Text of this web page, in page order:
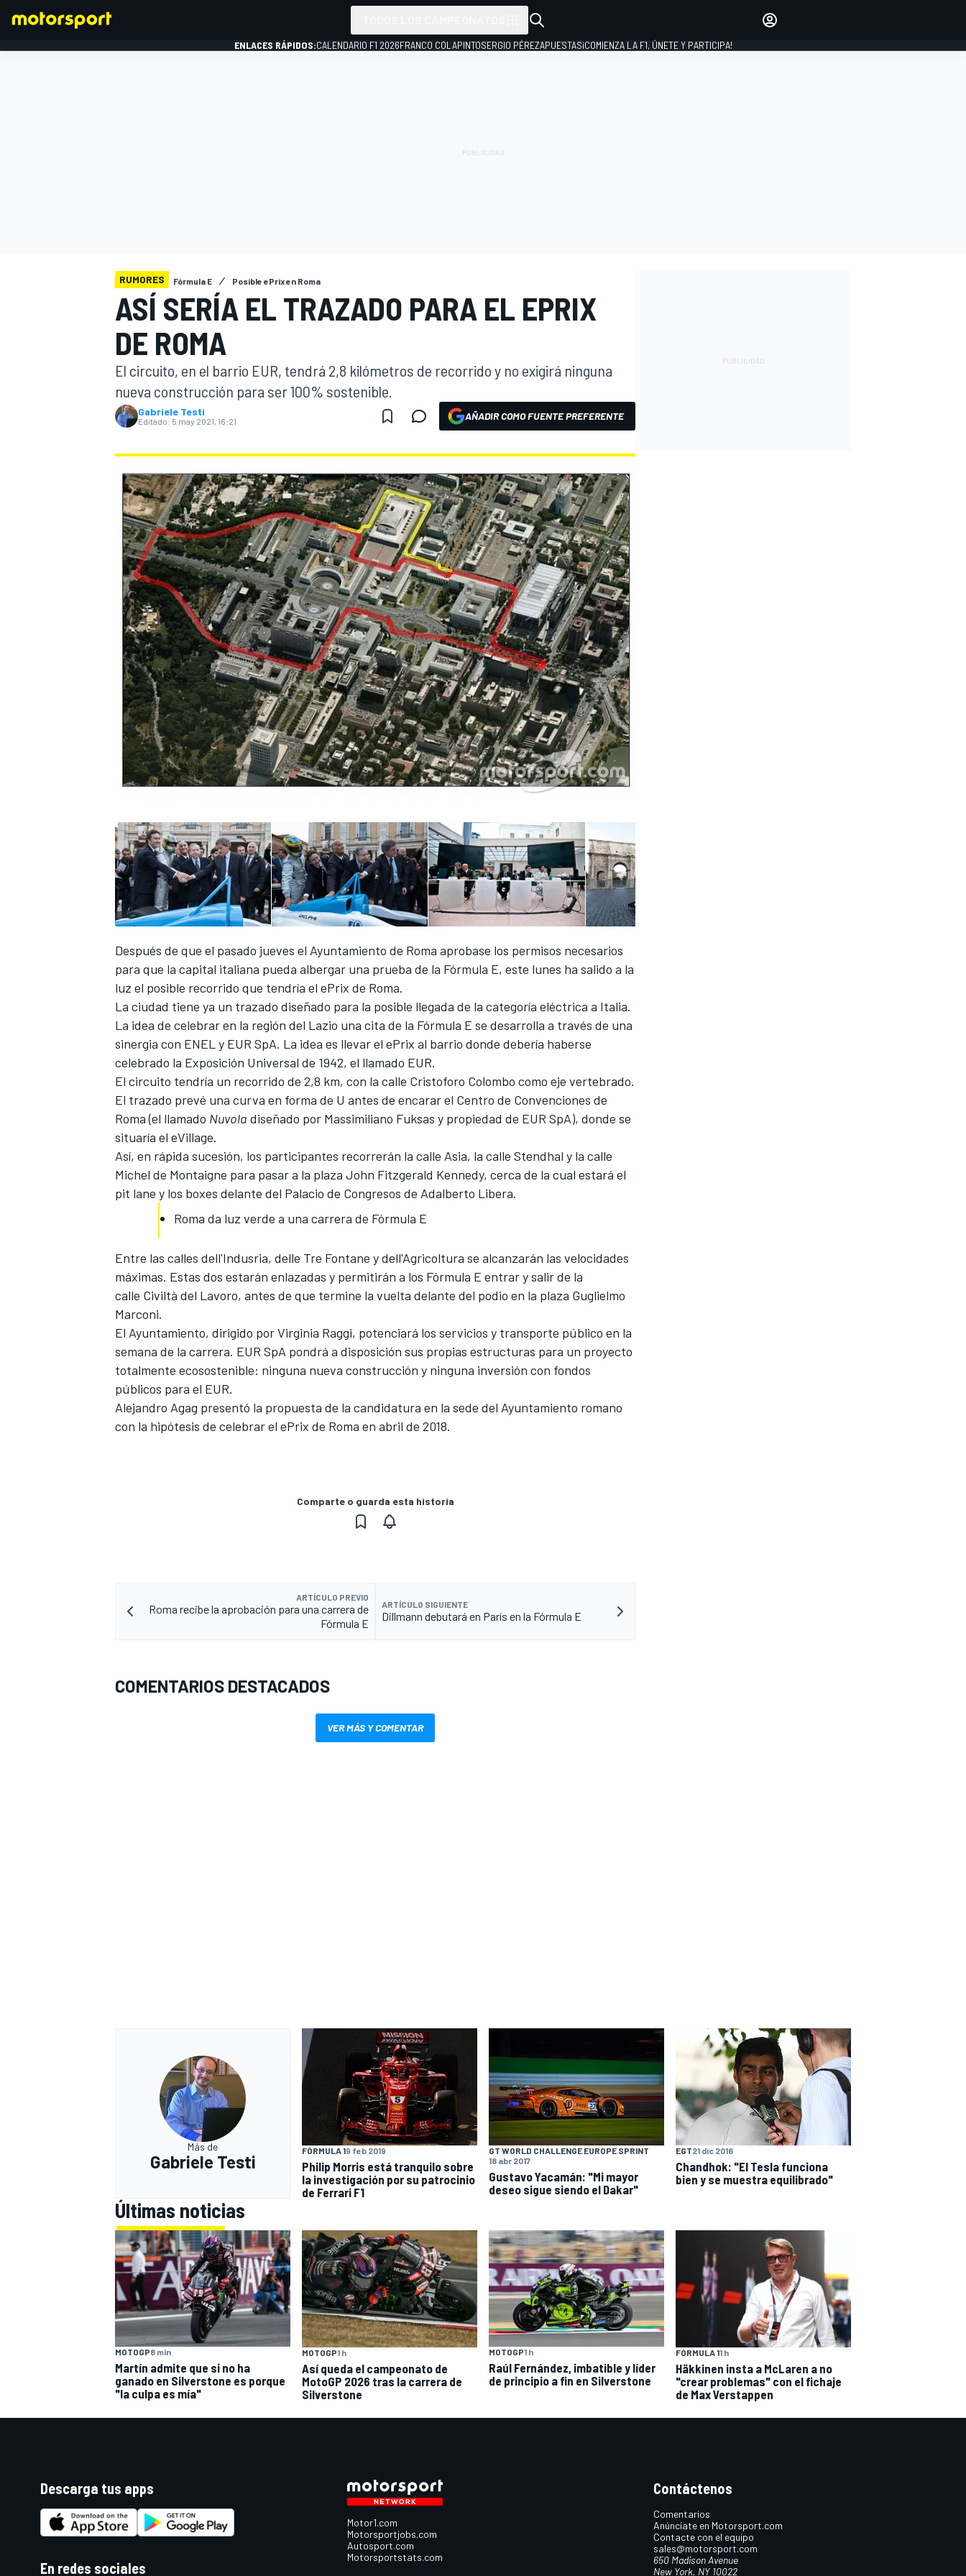
INDYCAR
MOTOGP
NASCAR CUP
FÓRMULA E
WRC
INICIAR SESIÓN
ENLACES RÁPIDOS:CALENDARIO F1 2026FRANCO COLAPINTOSERGIO PÉREZAPUESTAS¡COMIENZA LA F1, ÚNETE Y PARTICIPA!
RUMORES Fórmula E Posible ePrix en Roma
ASÍ SERÍA EL TRAZADO PARA EL EPRIX
DE ROMA
El circuito, en el barrio EUR, tendrá 2,8 kilómetros de recorrido y no exigirá ninguna
nueva construcción para ser 100% sostenible.
Gabriele Testi
Editado: 5 may 2021, 16:21 AÑADIR COMO FUENTE PREFERENTE
Después de que el pasado jueves el Ayuntamiento de Roma aprobase los permisos necesarios
para que la capital italiana pueda albergar una prueba de la Fórmula E, este lunes ha salido a la
luz el posible recorrido que tendría el ePrix de Roma.
La ciudad tiene ya un trazado diseñado para la posible llegada de la categoría eléctrica a Italia.
La idea de celebrar en la región del Lazio una cita de la Fórmula E se desarrolla a través de una
sinergia con ENEL y EUR SpA. La idea es llevar el ePrix al barrio donde debería haberse
celebrado la Exposición Universal de 1942, el llamado EUR.
El circuito tendría un recorrido de 2,8 km, con la calle Cristoforo Colombo como eje vertebrado.
El trazado prevé una curva en forma de U antes de encarar el Centro de Convenciones de
Roma (el llamado Nuvola diseñado por Massimiliano Fuksas y propiedad de EUR SpA), donde se
situaría el eVillage.
Así, en rápida sucesión, los participantes recorrerán la calle Asia, la calle Stendhal y la calle
Michel de Montaigne para pasar a la plaza John Fitzgerald Kennedy, cerca de la cual estará el
pit lane y los boxes delante del Palacio de Congresos de Adalberto Libera.
Roma da luz verde a una carrera de Fórmula E
Entre las calles dell'Indusria, delle Tre Fontane y dell'Agricoltura se alcanzarán las velocidades
máximas. Estas dos estarán enlazadas y permitirán a los Fórmula E entrar y salir de la
calle Civiltà del Lavoro, antes de que termine la vuelta delante del podio en la plaza Guglielmo
Marconi.
El Ayuntamiento, dirigido por Virginia Raggi, potenciará los servicios y transporte público en la
semana de la carrera. EUR SpA pondrá a disposición sus propias estructuras para un proyecto
totalmente ecosostenible: ninguna nueva construcción y ninguna inversión con fondos
públicos para el EUR.
Alejandro Agag presentó la propuesta de la candidatura en la sede del Ayuntamiento romano
con la hipótesis de celebrar el ePrix de Roma en abril de 2018.
Comparte o guarda esta historia
ARTÍCULO PREVIO
Roma recibe la aprobación para una carrera de
Fórmula E
ARTÍCULO SIGUIENTE
Dillmann debutará en París en la Fórmula E
COMENTARIOS DESTACADOS
VER MÁS Y COMENTAR
Más de
Gabriele Testi
FÓRMULA 19 feb 2019
Philip Morris está tranquilo sobre
la investigación por su patrocinio
de Ferrari F1
GT WORLD CHALLENGE EUROPE SPRINT
18 abr 2017
Gustavo Yacamán: "Mi mayor
deseo sigue siendo el Dakar"
EGT21 dic 2016
Chandhok: "El Tesla funciona
bien y se muestra equilibrado"
Últimas noticias
MOTOGP8 min
Martín admite que si no ha
ganado en Silverstone es porque
"la culpa es mía"
MOTOGP1 h
Así queda el campeonato de
MotoGP 2026 tras la carrera de
Silverstone
MOTOGP1 h
Raúl Fernández, imbatible y líder
de principio a fin en Silverstone
FÓRMULA 11 h
Häkkinen insta a McLaren a no
"crear problemas" con el fichaje
de Max Verstappen
Descarga tus apps
En redes sociales
Motor1.com
Motorsportjobs.com
Autosport.com
Motorsportstats.com
Contáctenos
Comentarios
Anúnciate en Motorsport.com
Contacte con el equipo
sales@motorsport.com
650 Madison Avenue
New York, NY 10022